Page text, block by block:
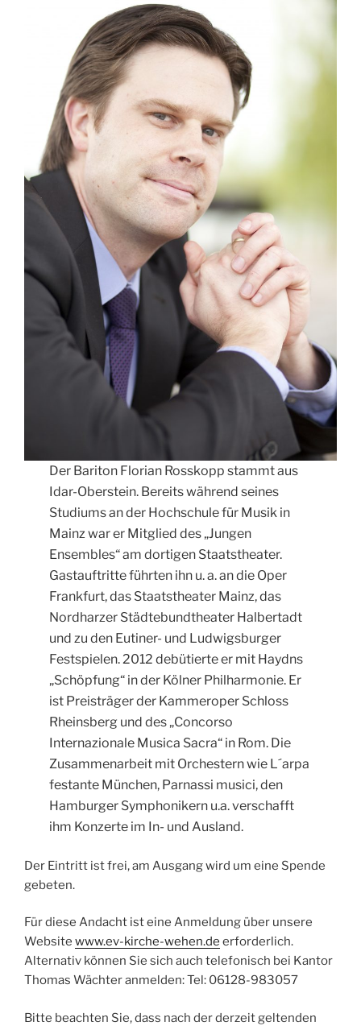
Der Bariton Florian Rosskopp stammt aus
Idar-Oberstein. Bereits während seines
Studiums an der Hochschule für Musik in
Mainz war er Mitglied des „Jungen
Ensembles“ am dortigen Staatstheater.
Gastauftritte führten ihn u. a. an die Oper
Frankfurt, das Staatstheater Mainz, das
Nordharzer Städtebundtheater Halbertadt
und zu den Eutiner- und Ludwigsburger
Festspielen. 2012 debütierte er mit Haydns
„Schöpfung“ in der Kölner Philharmonie. Er
ist Preisträger der Kammeroper Schloss
Rheinsberg und des „Concorso
Internazionale Musica Sacra“ in Rom. Die
Zusammenarbeit mit Orchestern wie L´arpa
festante München, Parnassi musici, den
Hamburger Symphonikern u.a. verschafft
ihm Konzerte im In- und Ausland.
Der Eintritt ist frei, am Ausgang wird um eine Spende
gebeten.
Für diese Andacht ist eine Anmeldung über unsere
Website www.ev-kirche-wehen.de erforderlich.
Alternativ können Sie sich auch telefonisch bei Kantor
Thomas Wächter anmelden: Tel: 06128-983057
Bitte beachten Sie, dass nach der derzeit geltenden